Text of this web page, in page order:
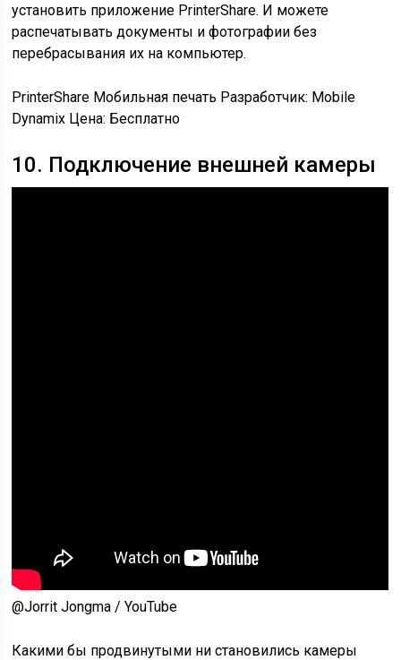
установить приложение PrinterShare. И можете
распечатывать документы и фотографии без
перебрасывания их на компьютер.
PrinterShare Мобильная печать Разработчик: Mobile
Dynamix Цена: Бесплатно
10. Подключение внешней камеры
@Jorrit Jongma / YouTube
Какими бы продвинутыми ни становились камеры